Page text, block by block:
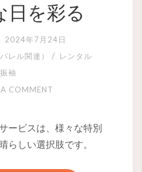
日を彩る
2024年7月24日
レル関連）
/ レンタル
振袖
A COMMENT
ービスは、様々な特別
らしい選択肢です。